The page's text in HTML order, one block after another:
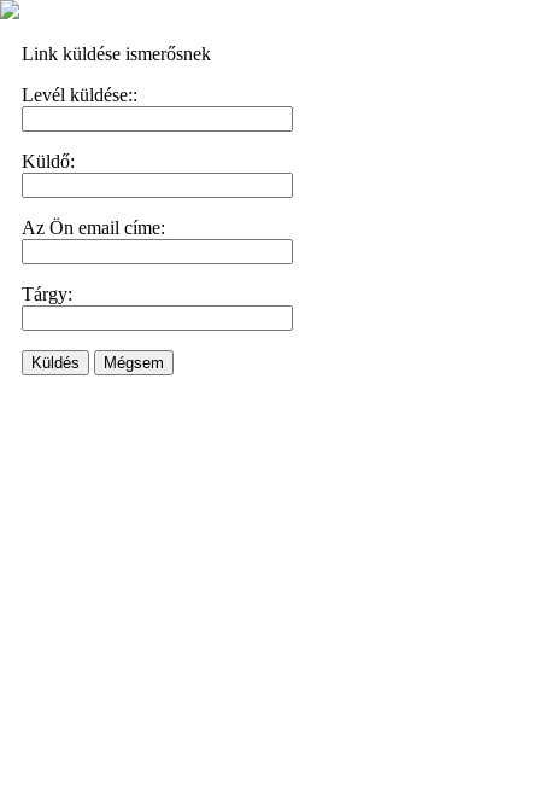
Link küldése ismerősnek
Levél küldése::
Küldő:
Az Ön email címe:
Tárgy:
Küldés Mégsem